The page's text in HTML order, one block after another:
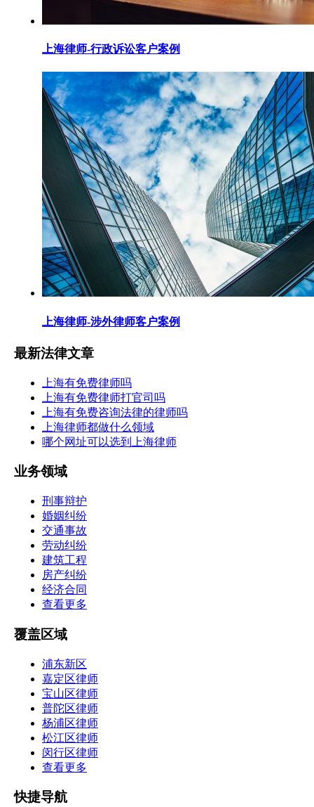
上海律师-行政诉讼客户案例
上海律师-涉外律师客户案例
最新法律文章
上海有免费律师吗
上海有免费律师打官司吗
上海有免费咨询法律的律师吗
上海律师都做什么领域
哪个网址可以选到上海律师
业务领域
刑事辩护
婚姻纠纷
交通事故
劳动纠纷
建筑工程
房产纠纷
经济合同
查看更多
覆盖区域
浦东新区
嘉定区律师
宝山区律师
普陀区律师
杨浦区律师
松江区律师
闵行区律师
查看更多
快捷导航